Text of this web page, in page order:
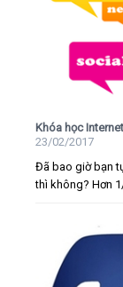
Khóa học
23/02/2017
Đã bao giờ bạn
thì không? Hơn